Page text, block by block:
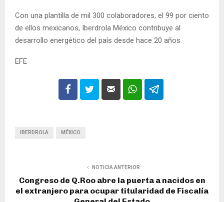
Con una plantilla de mil 300 colaboradores, el 99 por ciento
de ellos mexicanos, Iberdrola México contribuye al
desarrollo energético del país desde hace 20 años.
EFE
IBERDROLA MÉXICO
NOTICIA ANTERIOR
Congreso de Q.Roo abre la puerta a nacidos en
el extranjero para ocupar titularidad de Fiscalía